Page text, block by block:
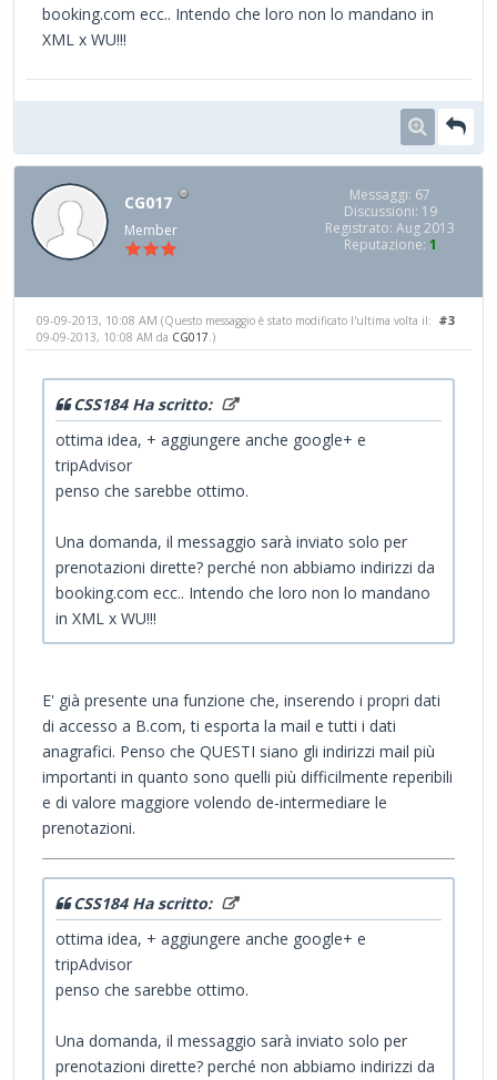
booking.com ecc.. Intendo che loro non lo mandano in
XML x WU!!!
CG017
Member
Messaggi: 67
Discussioni: 19
Registrato: Aug 2013
Reputazione: 1
#3
09-09-2013, 10:08 AM (Questo messaggio è stato modificato l'ultima volta il:
09-09-2013, 10:08 AM da CG017.)
CSS184 Ha scritto:
ottima idea, + aggiungere anche google+ e
tripAdvisor
penso che sarebbe ottimo.
Una domanda, il messaggio sarà inviato solo per
prenotazioni dirette? perché non abbiamo indirizzi da
booking.com ecc.. Intendo che loro non lo mandano
in XML x WU!!!
E' già presente una funzione che, inserendo i propri dati
di accesso a B.com, ti esporta la mail e tutti i dati
anagrafici. Penso che QUESTI siano gli indirizzi mail più
importanti in quanto sono quelli più difficilmente reperibili
e di valore maggiore volendo de-intermediare le
prenotazioni.
CSS184 Ha scritto:
ottima idea, + aggiungere anche google+ e
tripAdvisor
penso che sarebbe ottimo.
Una domanda, il messaggio sarà inviato solo per
prenotazioni dirette? perché non abbiamo indirizzi da